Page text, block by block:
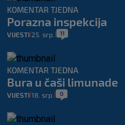
KOMENTAR TJEDNA
Porazna inspekcija
VIJESTI 25. srp. 11
KOMENTAR TJEDNA
Bura u čaši limunade
VIJESTI 18. srp. 0